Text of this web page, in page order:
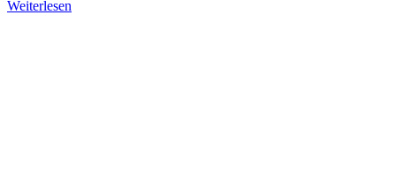
Weiterlesen